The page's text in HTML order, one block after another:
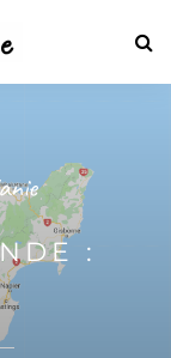
: